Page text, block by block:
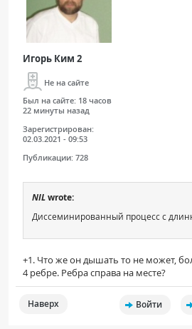
Игорь Ким 2
Не на сайте
Был на сайте: 18 часов
22 минуты назад
Зарегистрирован:
02.03.2021 - 09:53
Публикации: 728
NILwrote:
Диссеминированный процесс с
+1. Что же он дышать то не может,
4 ребре. Ребра справа на месте?
Наверх Войти